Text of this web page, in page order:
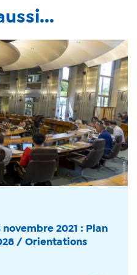
2021 : Plan
/ Orientations